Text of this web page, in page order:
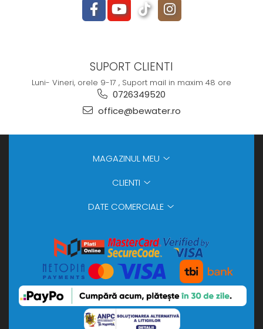
SUPORT CLIENTI
Luni- Vineri, orele 9-17 , Suport mail in maxim 48 ore
0726349520
office@bewater.ro
MAGAZINUL MEU
CLIENTI
DATE COMERCIALE